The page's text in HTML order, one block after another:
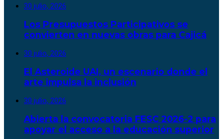
30 julio, 2026
Los Presupuestos Participativos se
convierten en nuevas obras para Cajicá
30 julio, 2026
El Asteroide UAI, un escenario donde el
arte impulsa la inclusión
30 julio, 2026
Abierta la convocatoria FESC 2026-2 para
apoyar el acceso a la educación superior